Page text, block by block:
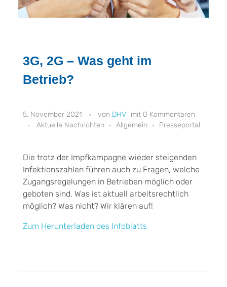
3G, 2G – Was geht im
Betrieb?
5. November 2021 DHV
0 Kommentaren
Aktuelle Nachrichten
Allgemein Presseportal
Die trotz der Impfkampagne wieder steigenden
Infektionszahlen führen auch zu Fragen, welche
Zugangsregelungen in Betrieben möglich oder
geboten sind. Was ist aktuell arbeitsrechtlich
möglich? Was nicht? Wir klären auf!
Zum Herunterladen des Infoblatts